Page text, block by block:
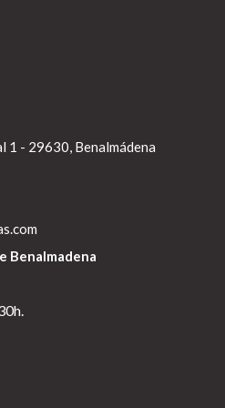
1 - 29630, Benalmádena
Benalmadena